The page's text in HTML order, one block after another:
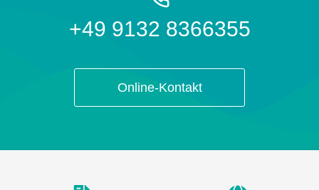
+49 9132 8366355
Online-Kontakt